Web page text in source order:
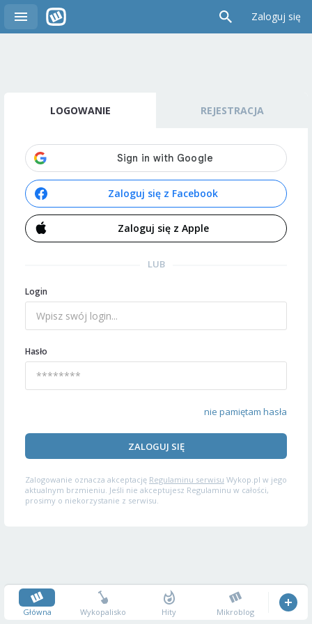
Zaloguj się
LOGOWANIE REJESTRACJA
Zaloguj się z Facebook
Zaloguj się z Apple
LUB
Login
Hasło
nie pamiętam hasła
ZALOGUJ SIĘ
Zalogowanie oznacza akceptację Regulaminu serwisu Wykop.pl w jego
aktualnym brzmieniu. Jeśli nie akceptujesz Regulaminu w całości,
prosimy o niekorzystanie z serwisu.
Główna Wykopalisko Hity Mikroblog